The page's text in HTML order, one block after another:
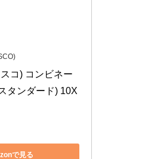
コ) コンビネー
タンダード) 10X
で見る